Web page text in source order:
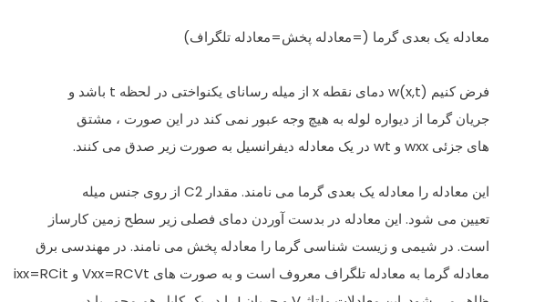
معادله یک بعدی گرما (=معادله پخش=معادله تلگراف)
فرض کنیم w(x,t) دمای نقطه x از میله رسانای یکنواختی در لحظه t باشد و
جریان گرما از دیواره لوله به هیچ وجه عبور نمی کند در این صورت ، مشتق
های جزئی wxx و wt در یک معادله دیفرانسیل به صورت زیر صدق می کنند.
این معادله را معادله یک بعدی گرما می نامند. مقدار C2 از روی جنس میله
تعیین می شود. این معادله در بدست آوردن دمای فصلی زیر سطح زمین کارساز
است. در شیمی و زیست شناسی گرما را معادله پخش می نامند. در مهندسی برق
معادله گرما به معادله تلگراف معروف است و به صورت های Vxx=RCVt و ixx=RCit